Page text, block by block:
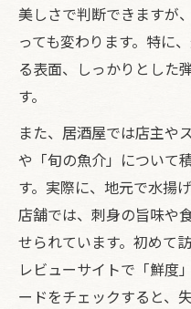
美しさで判断できますが
っても変わります。特に
る表面、しっかりとした
す。
また、居酒屋では店主や
や「旬の魚介」について
す。実際に、地元で水揚
店舗では、刺身の旨味や
せられています。初めて
レビューサイトで「鮮度
ードをチェックすると、